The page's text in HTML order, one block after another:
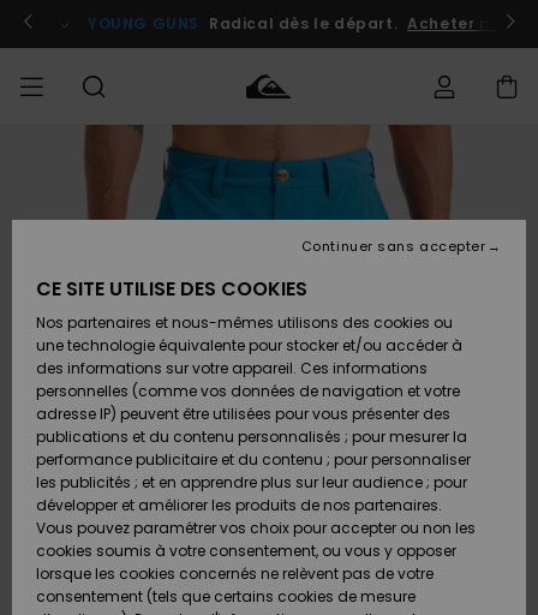
l'information
le
Se connecter / s'inscrire
YOUNG GUNS Radical dès le départ. Acheter
Vêtements
Chaussures
& Tongs
Surf
Snow
Nouveautés
Vêtements
Chaussures
& Tongs
Surf
Snow
Nouveautés
FEMME
A
Découvrir
Snow
SURF
Surf
Shop
Enfant
Highlights
Communauté
SNOW
Snow
Shop
Enfant
Snow
Shop
Femme
A
Découvrir
OUTLET
Enfant
Outlet
Femme
AIDE &
CONTACT
Accéder à
commande
Retours
Paiement
Carte
Cadeau
Quiksilver
Freedom
CE SITE UTILISE DES COOKIES
Nos partenaires et nous-mêmes utilisons des cookies ou
une technologie équivalente pour stocker et/ou accéder à
des informations sur votre appareil. Ces informations
personnelles (comme vos données de navigation et votre
adresse IP) peuvent être utilisées pour vous présenter des
publications et du contenu personnalisés ; pour mesurer la
performance publicitaire et du contenu ; pour personnaliser
les publicités ; et en apprendre plus sur leur audience ; pour
développer et améliorer les produits de nos partenaires.
Vous pouvez paramétrer vos choix pour accepter ou non les
cookies soumis à votre consentement, ou vous y opposer
lorsque les cookies concernés ne relèvent pas de votre
consentement (tels que certains cookies de mesure
Continuer sans accepter